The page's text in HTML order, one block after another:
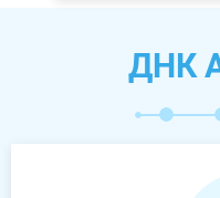
ДНК